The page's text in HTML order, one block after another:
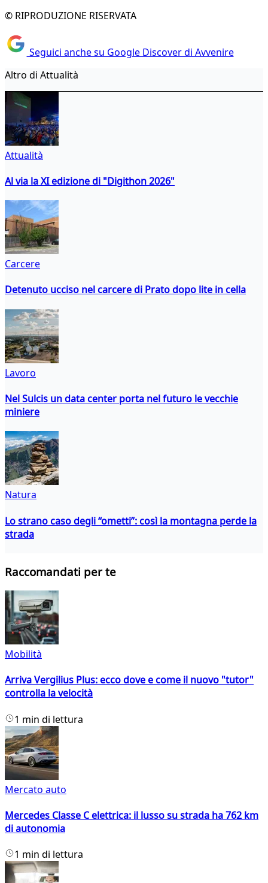
© RIPRODUZIONE RISERVATA
Seguici anche su Google Discover di Avvenire
Altro di Attualità
Attualità
Al via la XI edizione di "Digithon 2026"
Carcere
Detenuto ucciso nel carcere di Prato dopo lite in cella
Lavoro
Nel Sulcis un data center porta nel futuro le vecchie
miniere
Natura
Lo strano caso degli “ometti”: così la montagna perde la
strada
Raccomandati per te
Mobilità
Arriva Vergilius Plus: ecco dove e come il nuovo "tutor"
controlla la velocità
1 min di lettura
Mercato auto
Mercedes Classe C elettrica: il lusso su strada ha 762 km
di autonomia
1 min di lettura